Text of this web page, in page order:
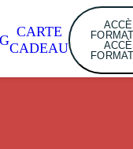
CARTE
CADEAU